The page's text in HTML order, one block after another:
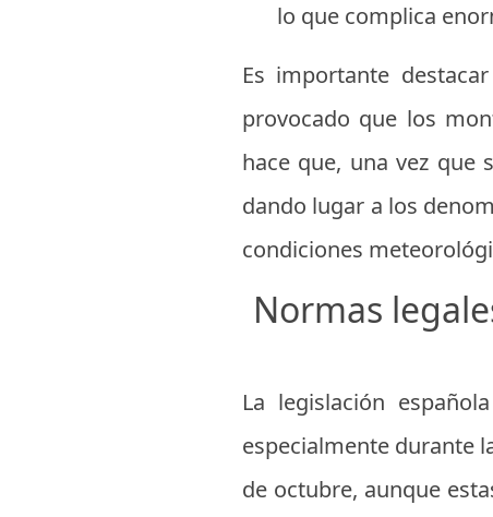
lo que complica
Es importante
provocado que los
hace que, una vez que
dando lugar a los
condiciones
Normas
La legislación
especialmente durante
de octubre, aunque